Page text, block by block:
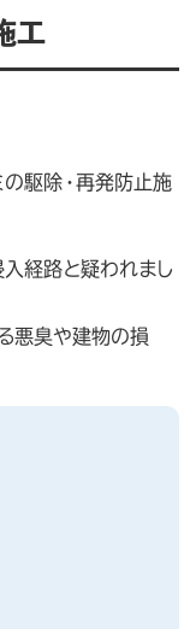
工
駆除・再発防止施
経路と疑われまし
悪臭や建物の損